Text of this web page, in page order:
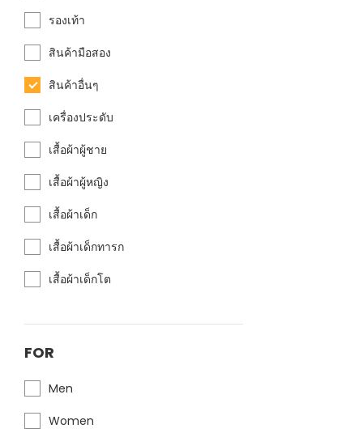
รองเท้า
สินค้ามือสอง
สินค้าอื่นๆ
เครื่องประดับ
เสื้อผ้าผู้ชาย
เสื้อผ้าผู้หญิง
เสื้อผ้าเด็ก
เสื้อผ้าเด็กทารก
เสื้อผ้าเด็กโต
FOR
Men
Women